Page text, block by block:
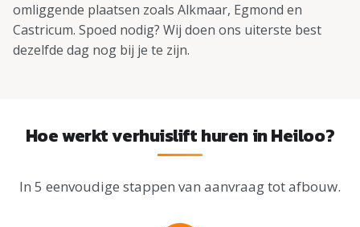
omliggende plaatsen zoals Alkmaar, Egmond en
Castricum. Spoed nodig? Wij doen ons uiterste best
dezelfde dag nog bij je te zijn.
Hoe werkt verhuislift huren in Heiloo?
In 5 eenvoudige stappen van aanvraag tot afbouw.